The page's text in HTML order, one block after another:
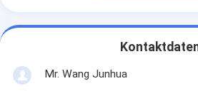
Mr. Wang Junhua